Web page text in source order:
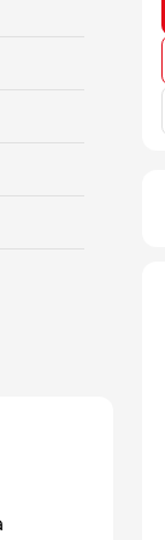
чем
имеет
с